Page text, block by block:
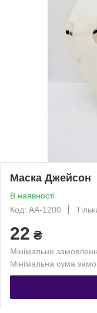
Маска Джейсон
В наявності
Код: АА-1200
22 ₴
Мінімальне
Мінімальна сума